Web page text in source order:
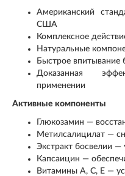
Американский
США
Комплексное
Натуральные
Быстрое впитывание
Доказанная
применении
Активные компоненты
Глюкозамин —
Метилсалицилат —
Экстракт босвелии —
Капсаицин —
Витамины A, C, E —